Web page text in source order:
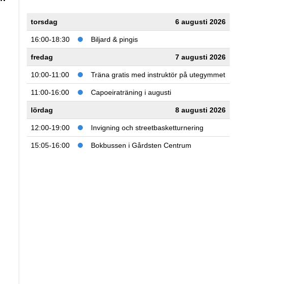
torsdag 6 augusti 2026
16:00-18:30 Biljard & pingis
fredag 7 augusti 2026
10:00-11:00 Träna gratis med instruktör på utegymmet
11:00-16:00 Capoeiraträning i augusti
lördag 8 augusti 2026
12:00-19:00 Invigning och streetbasketturnering
15:05-16:00 Bokbussen i Gårdsten Centrum